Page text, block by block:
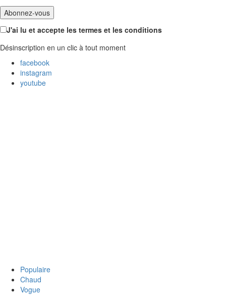
J'ai lu et accepte les termes et les conditions
Désinscription en un clic à tout moment
facebook
instagram
youtube
Populaire
Chaud
Vogue